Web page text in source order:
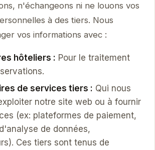
n'échangeons ni ne louons vos
à des tiers. Nous
vos informations avec :
hôteliers : Pour le traitement
de services tiers : Qui nous
notre site web ou à fournir
(ex: plateformes de paiement,
de données,
Ces tiers sont tenus de